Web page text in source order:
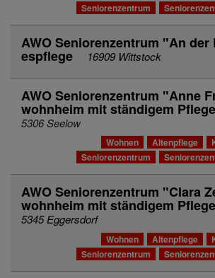
Seniorenzentrum
AWO Seniorenzentrum "An der
espflege 16909 Wittstock
AWO Seniorenzentrum "Anne
wohnheim mit ständigem
5306 Seelow
Wohnen Altenpflege
Seniorenzentrum
AWO Seniorenzentrum "Clara
wohnheim mit ständigem
5345 Eggersdorf
Wohnen Altenpflege
Seniorenzentrum